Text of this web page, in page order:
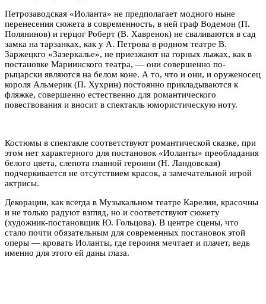
Петрозаводская «Иоланта» не предполагает модного ныне
перенесения сюжета в современность, в ней граф Водемон (П.
Полянинов) и герцог Роберт (В. Хавренок) не сваливаются в сад
замка на тарзанках, как у А. Петрова в родном театре В.
Заржецкго «Зазеркалье», не приезжают на горных лыжах, как в
постановке Мариинского театра, — они совершенно по-
рыцарски являются на белом коне. А то, что и они, и оруженосец
короля Альмерик (П. Хухрин) постоянно прикладываются к
фляжке, совершенно естественно для романтического
повествования и вносит в спектакль юмористическую ноту.
Костюмы в спектакле соответствуют романтической сказке, при
этом нет характерного для постановок «Иоланты» преобладания
белого цвета, слепота главной героини (Н. Ландовская)
подчеркивается не отсутствием красок, а замечательной игрой
актрисы.
Декорации, как всегда в Музыкальном театре Карелии, красочны
и не только радуют взгляд, но и соответствуют сюжету
(художник-постановщик Ю. Гольцова). В центре сцены, что
стало почти обязательным для современных постановок этой
оперы — кровать Иоланты, где героиня мечтает и плачет, ведь
именно для этого ей даны глаза.